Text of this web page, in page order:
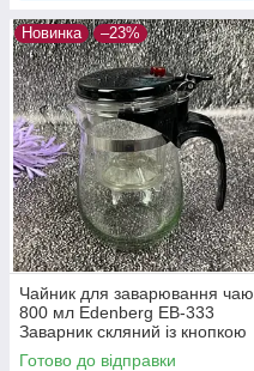
Новинка –23%
Чайник для заварювання чаю
800 мл Edenberg EB-333
Заварник скляний із кнопкою
для зливання Типод
Готово до відправки